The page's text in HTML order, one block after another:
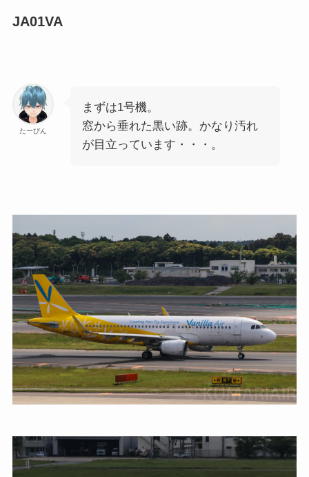
JA01VA
たーびん
まずは1号機。
窓から垂れた黒い跡。かなり汚れ
が目立っています・・・。